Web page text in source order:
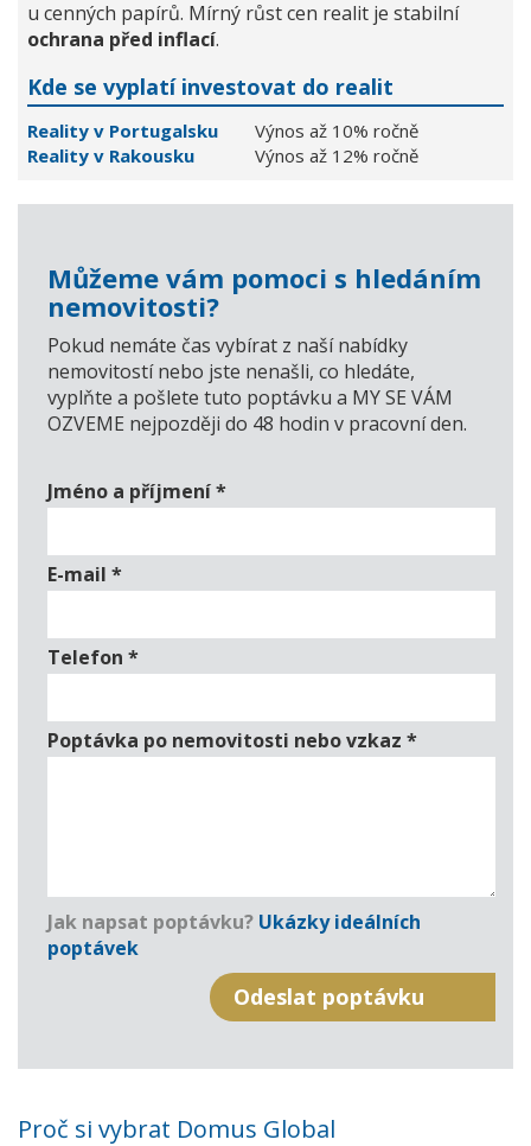
u cenných papírů. Mírný růst cen realit je stabilní
ochrana před inflací.
Kde se vyplatí investovat do realit
Reality v Portugalsku
Výnos až 10% ročně
Reality v Rakousku
Výnos až 12% ročně
Můžeme vám pomoci s hledáním
nemovitosti?
Pokud nemáte čas vybírat z naší nabídky
nemovitostí nebo jste nenašli, co hledáte,
vyplňte a pošlete tuto poptávku a MY SE VÁM
OZVEME nejpozději do 48 hodin v pracovní den.
Jméno a příjmení*
E-mail *
Telefon *
Poptávka po nemovitosti nebo vzkaz *
Jak napsat poptávku? Ukázky ideálních
poptávek
Proč si vybrat Domus Global